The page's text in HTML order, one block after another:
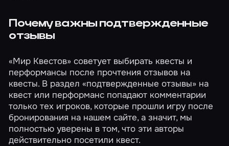
Почему важны подтвержденные
отзывы
«Мир Квестов» советует выбирать квесты и
перформансы после прочтения отзывов на
квесты. В раздел «подтвержденные отзывы» на
квест или перформанс попадают комментарии
только тех игроков, которые прошли игру после
бронирования на нашем сайте, а значит, мы
полностью уверены в том, что эти авторы
действительно посетили квест.